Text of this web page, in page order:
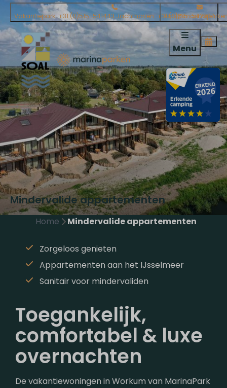
Vakantiepark: +31 (0)515-541443 Jachthaven: +31 (0)515-542937
Menu
Mindervalide appartementen
Home Mindervalide appartementen
Zorgeloos genieten
Appartementen aan het IJsselmeer
Sanitair voor mindervaliden
Toegankelijk,
comfortabel & luxe
overnachten
De vakantiewoningen in Workum van MarinaPark